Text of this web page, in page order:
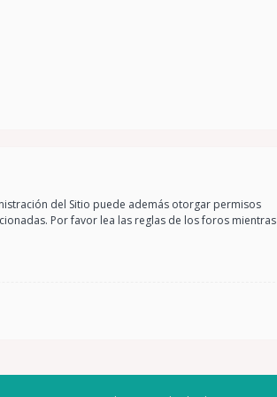
del Sitio puede además otorgar permisos
Por favor lea las reglas de los foros mientras